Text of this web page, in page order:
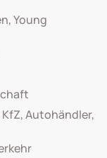
Young
Autohändler,